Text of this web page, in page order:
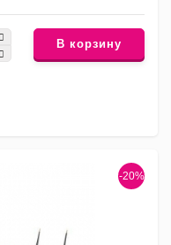
В корзину
-20%